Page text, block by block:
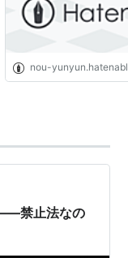
nou-
禁止法なの